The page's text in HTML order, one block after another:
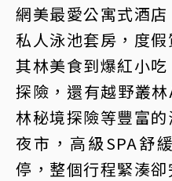
網美最愛公寓式酒
私人泳池套房，度
其林美食到爆紅小
探險，還有越野叢
林秘境探險等豐富
夜市，高級SPA舒
停，整個行程緊湊